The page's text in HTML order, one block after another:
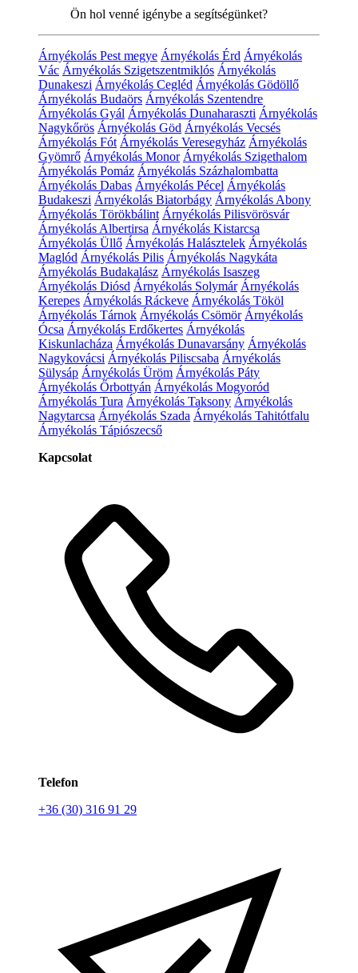
Ön hol venné igénybe a segítségünket?
Árnyékolás Pest megye Árnyékolás Érd Árnyékolás
Vác Árnyékolás Szigetszentmiklós Árnyékolás
Dunakeszi Árnyékolás Cegléd Árnyékolás Gödöllő
Árnyékolás Budaörs Árnyékolás Szentendre
Árnyékolás Gyál Árnyékolás Dunaharaszti Árnyékolás
Nagykőrös Árnyékolás Göd Árnyékolás Vecsés
Árnyékolás Fót Árnyékolás Veresegyház Árnyékolás
Gyömrő Árnyékolás Monor Árnyékolás Szigethalom
Árnyékolás Pomáz Árnyékolás Százhalombatta
Árnyékolás Dabas Árnyékolás Pécel Árnyékolás
Budakeszi Árnyékolás Biatorbágy Árnyékolás Abony
Árnyékolás Törökbálint Árnyékolás Pilisvörösvár
Árnyékolás Albertirsa Árnyékolás Kistarcsa
Árnyékolás Üllő Árnyékolás Halásztelek Árnyékolás
Maglód Árnyékolás Pilis Árnyékolás Nagykáta
Árnyékolás Budakalász Árnyékolás Isaszeg
Árnyékolás Diósd Árnyékolás Solymár Árnyékolás
Kerepes Árnyékolás Ráckeve Árnyékolás Tököl
Árnyékolás Tárnok Árnyékolás Csömör Árnyékolás
Ócsa Árnyékolás Erdőkertes Árnyékolás
Kiskunlacháza Árnyékolás Dunavarsány Árnyékolás
Nagykovácsi Árnyékolás Piliscsaba Árnyékolás
Sülysáp Árnyékolás Üröm Árnyékolás Páty
Árnyékolás Őrbottyán Árnyékolás Mogyoród
Árnyékolás Tura Árnyékolás Taksony Árnyékolás
Nagytarcsa Árnyékolás Szada Árnyékolás Tahitótfalu
Árnyékolás Tápiószecső
Kapcsolat
Telefon
+36 (30) 316 91 29